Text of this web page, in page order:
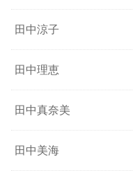
田中涼子
田中理恵
田中真奈美
田中美海